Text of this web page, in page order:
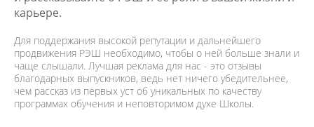
карьере.
Для поддержания высокой репутации и дальнейшего
продвижения РЭШ необходимо, чтобы о ней больше знали и
чаще слышали. Лучшая реклама для нас - это отзывы
благодарных выпускников, ведь нет ничего убедительнее,
чем рассказ из первых уст об уникальных по качеству
программах обучения и неповторимом духе Школы.